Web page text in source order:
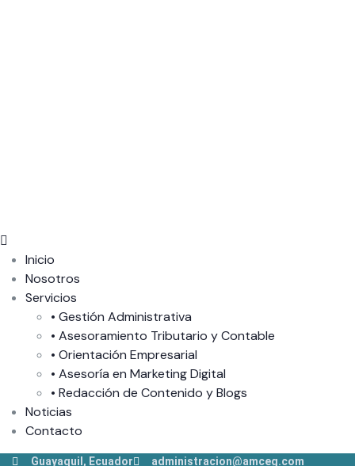
Inicio
Nosotros
Servicios
• Gestión Administrativa
• Asesoramiento Tributario y Contable
• Orientación Empresarial
• Asesoría en Marketing Digital
• Redacción de Contenido y Blogs
Noticias
Contacto
Guayaquil, Ecuador
administracion@amceg.com